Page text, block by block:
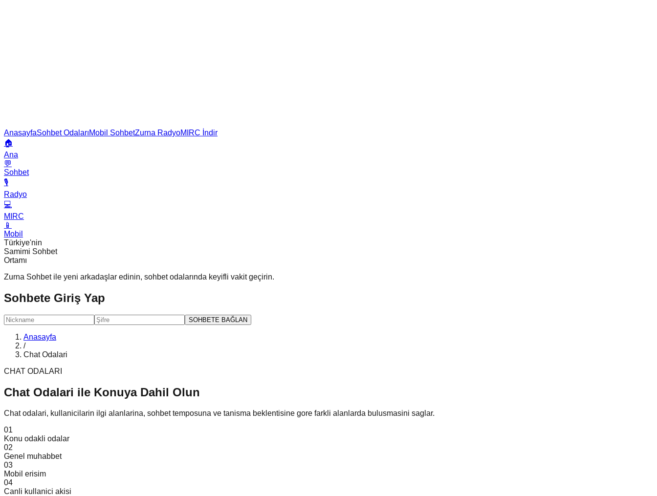
AnasayfaSohbet OdalarıMobil SohbetZurna RadyoMIRC İndir
🏠
Ana
💬
Sohbet
🎙️
Radyo
💻
MIRC
📱
Mobil
Türkiye'nin
Samimi Sohbet
Ortamı
Zurna Sohbet ile yeni arkadaşlar edinin, sohbet odalarında keyifli vakit geçirin.
Sohbete Giriş Yap
SOHBETE BAĞLAN
Anasayfa
/
Chat Odalari
CHAT ODALARI
Chat Odalari ile Konuya Dahil Olun
Chat odalari, kullanicilarin ilgi alanlarina, sohbet temposuna ve tanisma beklentisine gore farkli alanlarda bulusmasini saglar.
01
Konu odakli odalar
02
Genel muhabbet
03
Mobil erisim
04
Canli kullanici akisi